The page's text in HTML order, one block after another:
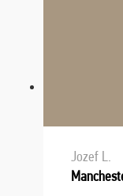
Jozef L.